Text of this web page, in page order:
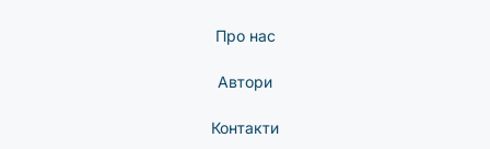
Про нас
Автори
Контакти